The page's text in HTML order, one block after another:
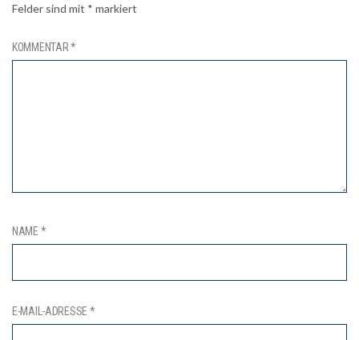
Felder sind mit * markiert
KOMMENTAR*
NAME *
E-MAIL-ADRESSE *